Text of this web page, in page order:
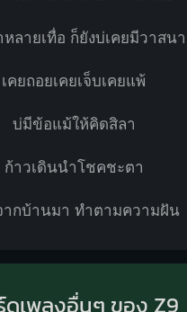
หลายเทื่อ ก็ยังบ่เคยมีวาสนา
เคยถอยเคยเจ็บเคยแพ้
บ่มีข้อแม้ให้คิดสิลา
ก้าวเดินนำโชคชะตา
ากบ้านมา ทำตามความฝัน
ดเพลงอื่นๆ ของ Z9